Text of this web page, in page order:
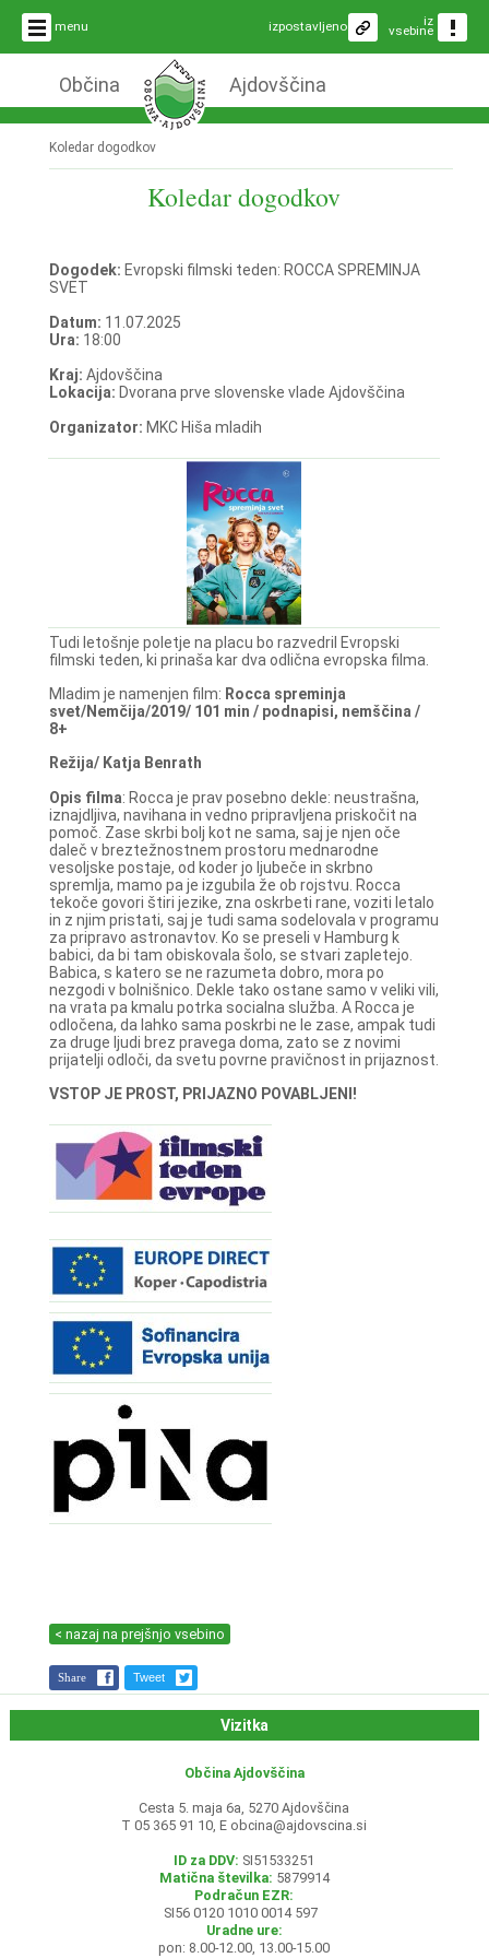
menu iz
vsebine
izpostavljeno
Občina Ajdovščina
Koledar dogodkov
Koledar dogodkov
Dogodek: Evropski filmski teden: ROCCA SPREMINJA
SVET
Datum: 11.07.2025
Ura: 18:00
Kraj: Ajdovščina
Lokacija: Dvorana prve slovenske vlade Ajdovščina
Organizator: MKC Hiša mladih
Tudi letošnje poletje na placu bo razvedril Evropski
filmski teden, ki prinaša kar dva odlična evropska filma.
Mladim je namenjen film: Rocca spreminja
svet/Nemčija/2019/ 101 min / podnapisi, nemščina /
8+
Režija/ Katja Benrath
Opis filma: Rocca je prav posebno dekle: neustrašna,
iznajdljiva, navihana in vedno pripravljena priskočit na
pomoč. Zase skrbi bolj kot ne sama, saj je njen oče
daleč v breztežnostnem prostoru mednarodne
vesoljske postaje, od koder jo ljubeče in skrbno
spremlja, mamo pa je izgubila že ob rojstvu. Rocca
tekoče govori štiri jezike, zna oskrbeti rane, voziti letalo
in z njim pristati, saj je tudi sama sodelovala v programu
za pripravo astronavtov. Ko se preseli v Hamburg k
babici, da bi tam obiskovala šolo, se stvari zapletejo.
Babica, s katero se ne razumeta dobro, mora po
nezgodi v bolnišnico. Dekle tako ostane samo v veliki vili,
na vrata pa kmalu potrka socialna služba. A Rocca je
odločena, da lahko sama poskrbi ne le zase, ampak tudi
za druge ljudi brez pravega doma, zato se z novimi
prijatelji odloči, da svetu povrne pravičnost in prijaznost.
VSTOP JE PROST, PRIJAZNO POVABLJENI!
< nazaj na prejšnjo vsebino
Share Tweet
Vizitka
Občina Ajdovščina
Cesta 5. maja 6a, 5270 Ajdovščina
T 05 365 91 10, E obcina@ajdovscina.si
ID za DDV: SI51533251
Matična številka: 5879914
Podračun EZR:
SI56 0120 1010 0014 597
Uradne ure:
pon: 8.00-12.00, 13.00-15.00